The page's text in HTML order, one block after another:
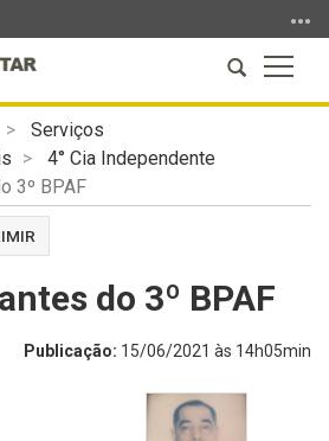
a
Abrir
a
Serviços
4° Cia Independente
3º BPAF
do 3º BPAF
Publicação: 15/06/2021 às 14h05min